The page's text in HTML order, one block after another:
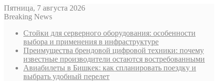
Пятница, 7 августа 2026
Breaking News
Стойки для серверного оборудования: особенности
выбора и применения в инфраструктуре
Преимущества брендовой цифровой техники: почему
известные производители остаются востребованными
Авиабилеты в Бишкек: как спланировать поездку и
выбрать удобный перелет